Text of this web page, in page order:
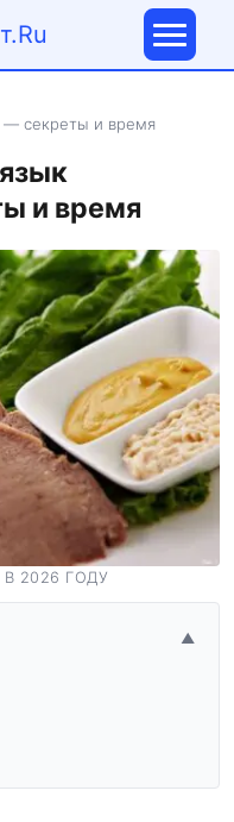
— секреты и время
и время
2026 ГОДУ
▲